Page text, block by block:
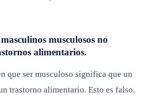
musculosos no
alimentarios.
que ser musculoso significa que un
trastorno alimentario. Esto es falso.